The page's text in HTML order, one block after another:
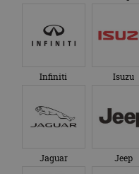
Infiniti Isuzu
Jaguar Jeep